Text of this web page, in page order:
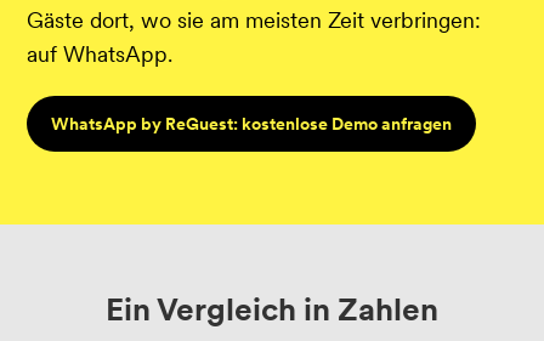
Gäste dort, wo sie am meisten Zeit verbringen:
auf WhatsApp.
WhatsApp by ReGuest: kostenlose Demo anfragen
Ein Vergleich in Zahlen